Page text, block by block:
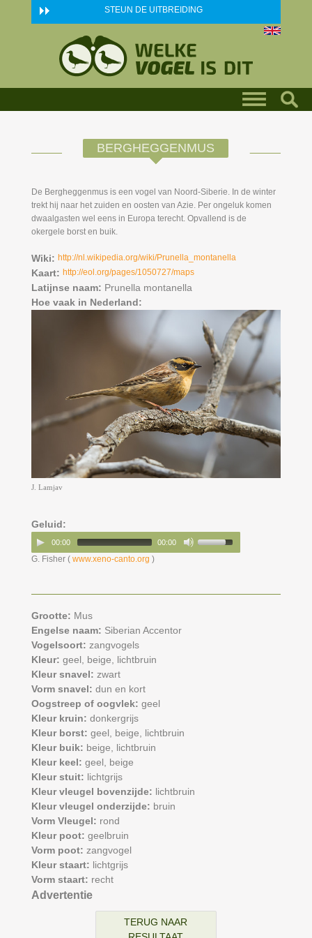
Skip to main content STEUN DE UITBREIDING
BERGHEGGENMUS
De Bergheggenmus is een vogel van Noord-Siberie. In de winter
trekt hij naar het zuiden en oosten van Azie. Per ongeluk komen
dwaalgasten wel eens in Europa terecht. Opvallend is de
okergele borst en buik.
Wiki: http://nl.wikipedia.org/wiki/Prunella_montanella
Kaart: http://eol.org/pages/1050727/maps
Latijnse naam: Prunella montanella
Hoe vaak in Nederland:
J. Lamjav
Geluid:
00:00 00:00
G. Fisher ( www.xeno-canto.org )
Grootte: Mus
Engelse naam: Siberian Accentor
Vogelsoort: zangvogels
Kleur: geel, beige, lichtbruin
Kleur snavel: zwart
Vorm snavel: dun en kort
Oogstreep of oogvlek: geel
Kleur kruin: donkergrijs
Kleur borst: geel, beige, lichtbruin
Kleur buik: beige, lichtbruin
Kleur keel: geel, beige
Kleur stuit: lichtgrijs
Kleur vleugel bovenzijde: lichtbruin
Kleur vleugel onderzijde: bruin
Vorm Vleugel: rond
Kleur poot: geelbruin
Vorm poot: zangvogel
Kleur staart: lichtgrijs
Vorm staart: recht
Advertentie
TERUG NAAR